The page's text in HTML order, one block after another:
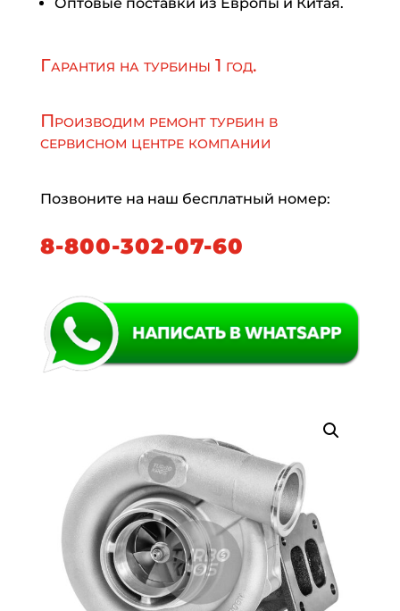
Оптовые поставки из Европы и Китая.
Гарантия на турбины 1 год.
Производим ремонт турбин в
сервисном центре компании
Позвоните на наш бесплатный номер:
8-800-302-07-60